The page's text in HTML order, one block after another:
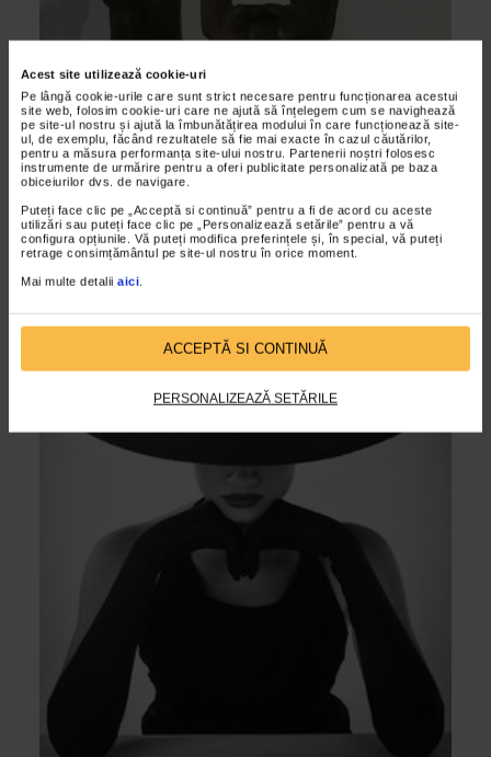
Acest site utilizează cookie-uri
Pe lângă cookie-urile care sunt strict necesare pentru funcționarea acestui
site web, folosim cookie-uri care ne ajută să înțelegem cum se navighează
pe site-ul nostru și ajută la îmbunătățirea modului în care funcționează site-
ul, de exemplu, făcând rezultatele să fie mai exacte în cazul căutărilor,
pentru a măsura performanța site-ului nostru. Partenerii noștri folosesc
instrumente de urmărire pentru a oferi publicitate personalizată pe baza
obiceiurilor dvs. de navigare.
Puteți face clic pe „Acceptă si continuă” pentru a fi de acord cu aceste
utilizări sau puteți face clic pe „Personalizează setările” pentru a vă
configura opțiunile. Vă puteți modifica preferințele și, în special, vă puteți
retrage consimțământul pe site-ul nostru în orice moment.
Mai multe detalii aici.
ACCEPTĂ SI CONTINUĂ
PERSONALIZEAZĂ SETĂRILE
CLIPA DE ARTA
Expozitia Murnu – Neam de artisti
18/02/2015
Expozitia Murnu – neam de artisti reuneste operele unei
familii de artisti aromani – familia MURNU – cunoscuti
pictori, sculptori, graficieni si oameni de litere...